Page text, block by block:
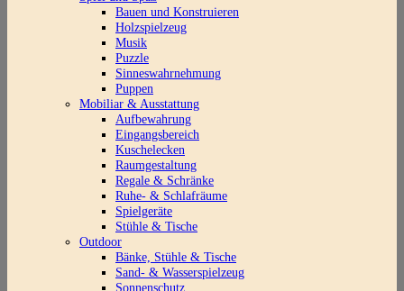
Bauen und Konstruieren
Holzspielzeug
Musik
Puzzle
Sinneswahrnehmung
Puppen
Mobiliar & Ausstattung
Aufbewahrung
Eingangsbereich
Kuschelecken
Raumgestaltung
Regale & Schränke
Ruhe- & Schlafräume
Spielgeräte
Stühle & Tische
Outdoor
Bänke, Stühle & Tische
Sand- & Wasserspielzeug
Sonnenschutz